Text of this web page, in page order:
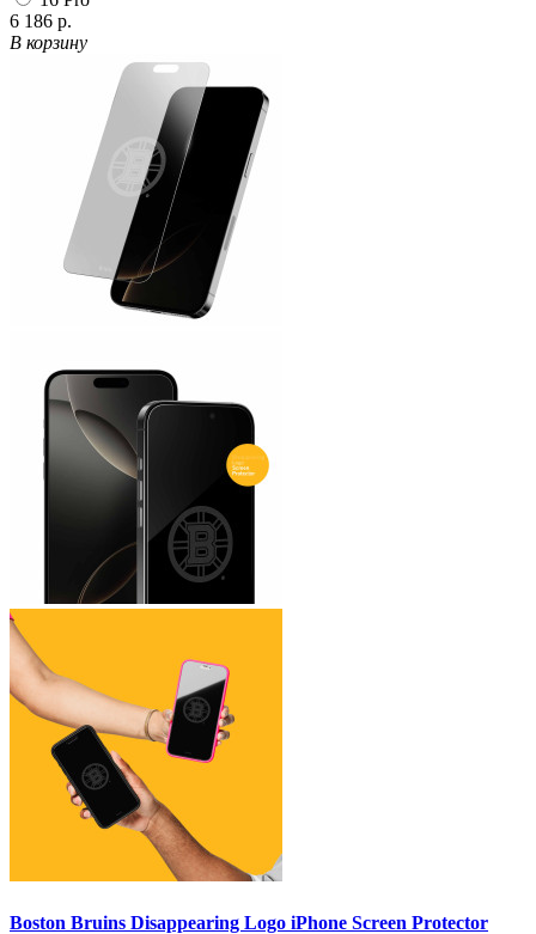
6 186 р.
В корзину
Boston Bruins Disappearing Logo iPhone Screen Protector